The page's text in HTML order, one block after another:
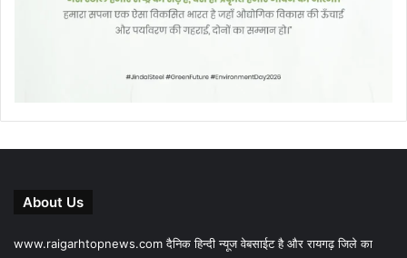
About Us
www.raigarhtopnews.com दैनिक हिन्दी न्यूज वेबसाईट है और रायगढ़ जिले का